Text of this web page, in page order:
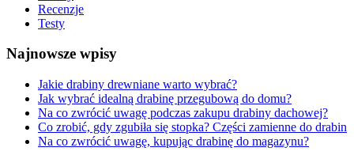
Recenzje
Testy
Najnowsze wpisy
Jakie drabiny drewniane warto wybrać?
Jak wybrać idealną drabinę przegubową do domu?
Na co zwrócić uwagę podczas zakupu drabiny dachowej?
Co zrobić, gdy zgubiła się stopka? Części zamienne do drabin
Na co zwrócić uwagę, kupując drabinę do magazynu?